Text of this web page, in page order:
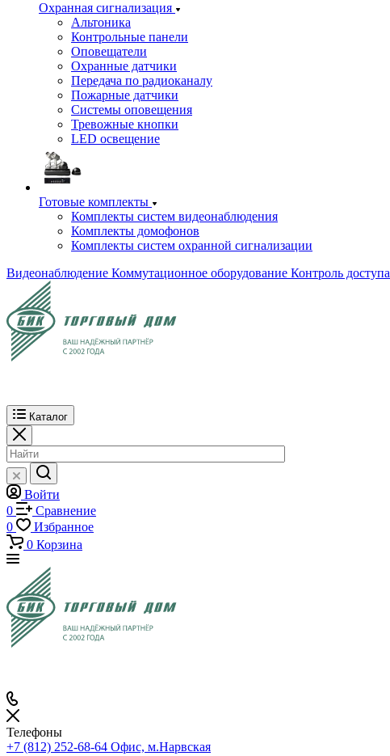
Охранная сигнализация
Альтоника
Контрольные панели
Оповещатели
Охранные датчики
Передача по радиоканалу
Пожарные датчики
Системы оповещения
Тревожные кнопки
LED освещение
Готовые комплекты
Комплекты систем видеонаблюдения
Комплекты домофонов
Комплекты систем охранной сигнализации
Видеонаблюдение Коммутационное оборудование Контроль доступа
Каталог
Войти
0
Сравнение
0
Избранное
0 Корзина
Телефоны
+7 (812) 252-68-64 Офис, м.Нарвская